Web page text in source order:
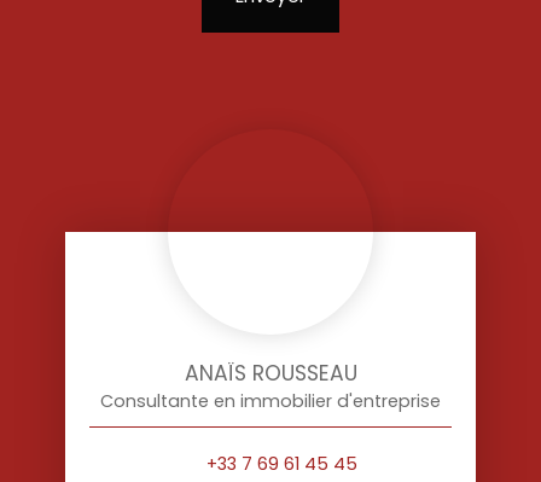
ANAÏS ROUSSEAU
Consultante en immobilier d'entreprise
+33 7 69 61 45 45